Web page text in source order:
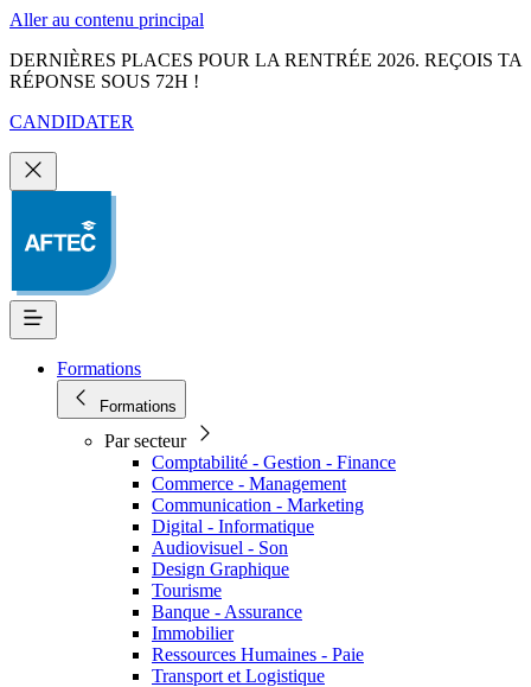
Aller au contenu principal
DERNIÈRES PLACES POUR LA RENTRÉE 2026. REÇOIS TA
RÉPONSE SOUS 72H !
CANDIDATER
Formations
Formations
Par secteur
Comptabilité - Gestion - Finance
Commerce - Management
Communication - Marketing
Digital - Informatique
Audiovisuel - Son
Design Graphique
Tourisme
Banque - Assurance
Immobilier
Ressources Humaines - Paie
Transport et Logistique